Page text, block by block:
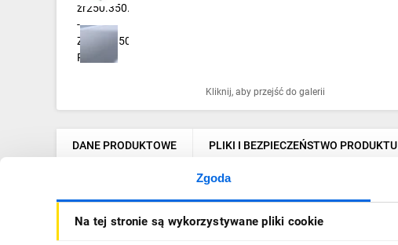
Zgoda
Na tej stronie są wykorzystywane pliki cookie
Ogrzewanie
Elektronarzędzia i mierniki
Kliknij, aby przejść do galerii
DANE PRODUKTOWE PLIKI I BEZPIECZEŃSTWO PRODUKTU
OPIS PRODUKTU